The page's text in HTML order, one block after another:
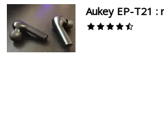
Aukey EP-T21 :